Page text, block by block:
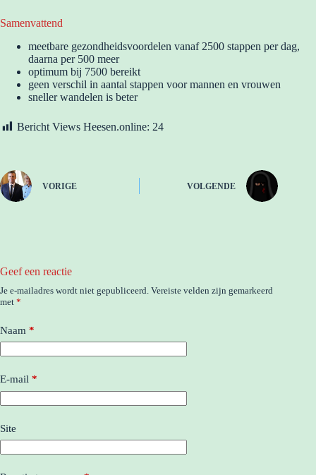
Samenvattend
meetbare gezondheidsvoordelen vanaf 2500 stappen per dag,
daarna per 500 meer
optimum bij 7500 bereikt
geen verschil in aantal stappen voor mannen en vrouwen
sneller wandelen is beter
Bericht Views Heesen.online: 24
VORIGE VOLGENDE
Geef een reactie
Je e-mailadres wordt niet gepubliceerd. Vereiste velden zijn gemarkeerd
met *
Naam *
E-mail *
Site